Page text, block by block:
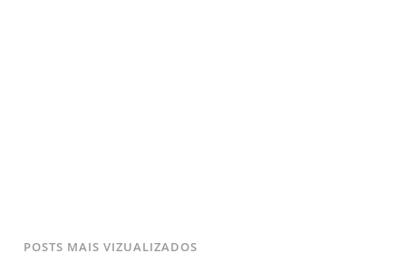
POSTS MAIS VIZUALIZADOS